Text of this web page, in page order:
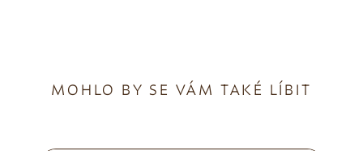
MOHLO BY SE VÁM TAKÉ LÍBIT